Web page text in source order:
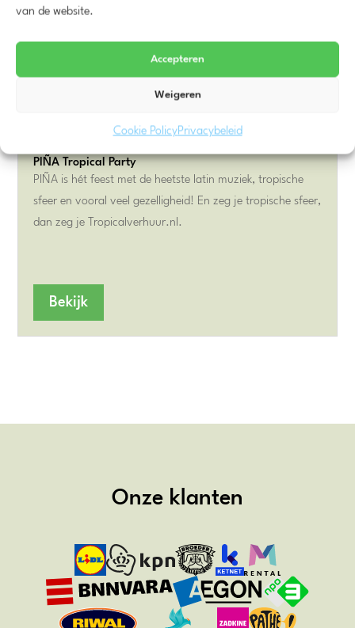
van de website.
Accepteren
Weigeren
Cookie PolicyPrivacybeleid
PIÑA Tropical Party
PIÑA is hét feest met de heetste latin muziek, tropische
sfeer en vooral veel gezelligheid! En zeg je tropische sfeer,
dan zeg je Tropicalverhuur.nl.
Bekijk
Onze klanten